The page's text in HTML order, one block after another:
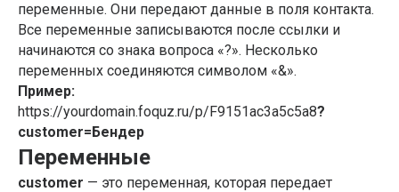
переменные. Они передают данные в поля контакта.
Все переменные записываются после ссылки и
начинаются со знака вопроса «?». Несколько
переменных соединяются символом «&».
Пример:
https://yourdomain.foquz.ru/p/F9151ac3a5c5a8?
customer=Бендер
Переменные
customer — это переменная, которая передает